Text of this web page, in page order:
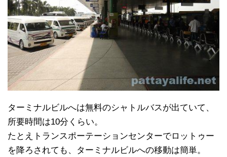
ターミナルビルへは無料のシャトルバスが出ていて、
所要時間は10分くらい。
たとえトランスポーテーションセンターでロットゥー
を降ろされても、ターミナルビルへの移動は簡単。